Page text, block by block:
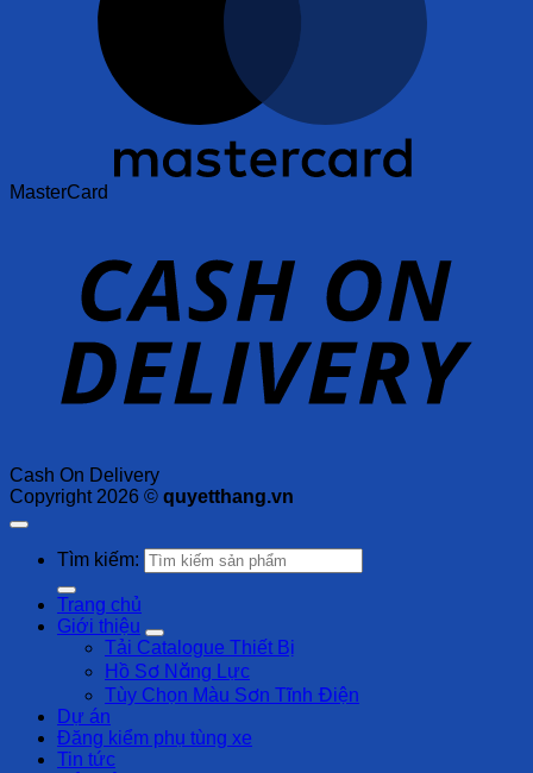
MasterCard
Cash On Delivery
Copyright 2026 © quyetthang.vn
Tìm kiếm:
Trang chủ
Giới thiệu
Tải Catalogue Thiết Bị
Hồ Sơ Năng Lực
Tùy Chọn Màu Sơn Tĩnh Điện
Dự án
Đăng kiểm phụ tùng xe
Tin tức